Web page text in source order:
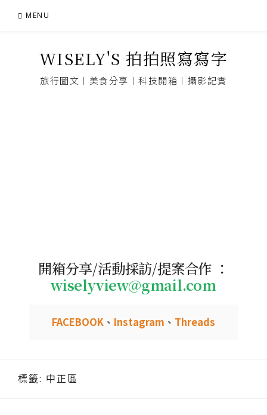
MENU
WISELY'S 拍拍照寫寫字
旅行圖文︱美食分享︱科技開箱︱攝影記實
開箱分享/活動採訪/提案合作 ：
wiselyview@gmail.com
FACEBOOK 、 Instagram 、 Threads
標籤: 中正區